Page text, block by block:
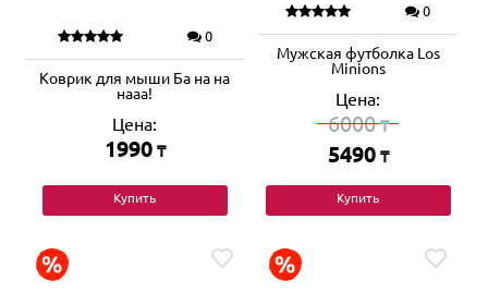
0
Коврик для мыши Ба на на
нааа!
Цена:
1990 ₸
Купить
0
Мужская футболка Los
Minions
Цена:
6000₸
5490 ₸
Купить